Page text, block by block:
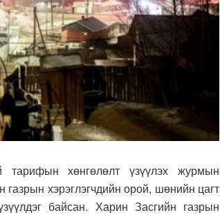
хөнгөлөлт үзүүлэх журмын
хэрэглэгчдийн орой, шөнийн цагт
байсан. Харин Засгийн газрын